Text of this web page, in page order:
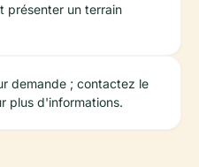
présenter un terrain
demande ; contactez le
plus d'informations.